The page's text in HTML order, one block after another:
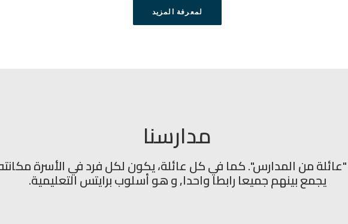
لمعرفة المزيد
مدارسنا
"عائلة من المدارس". كما في كل عائلة، يكون لكل فرد في الأسرة
يجمع بينهم جميعا رابطا واحدا, و هو أسلوب برايتس التعليمية.